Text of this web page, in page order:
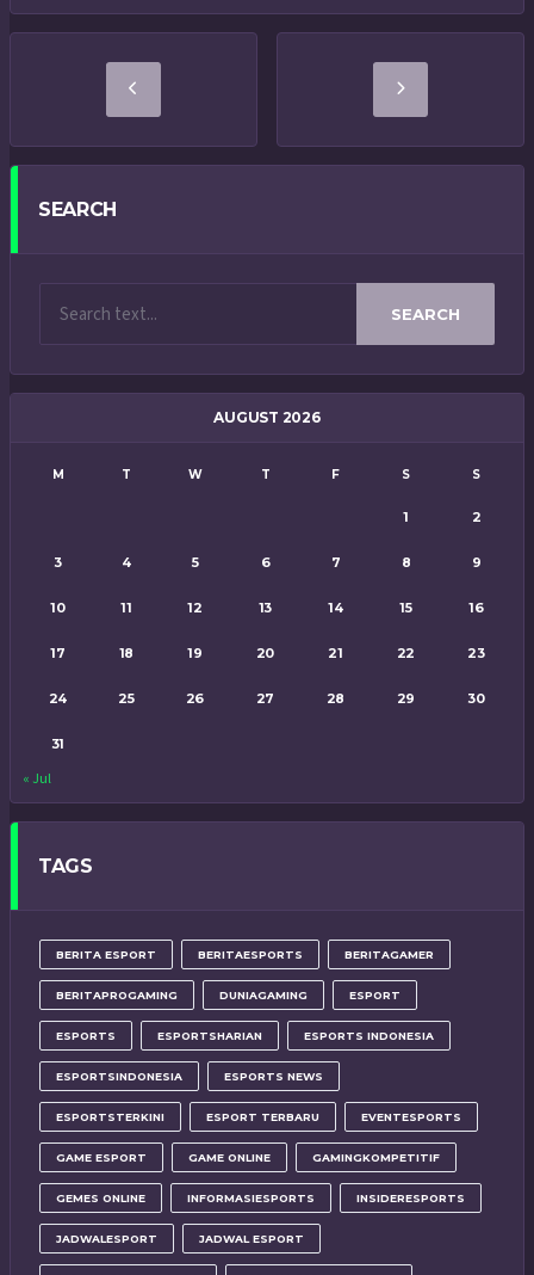
SEARCH
SEARCH
AUGUST 2026
M T W T F S S
1 2
3 4 5 6 7 8 9
10 11 12 13 14 15 16
17 18 19 20 21 22 23
24 25 26 27 28 29 30
31
« Jul
TAGS
BERITA ESPORT BERITAESPORTS BERITAGAMER
BERITAPROGAMING DUNIAGAMING ESPORT
ESPORTS ESPORTSHARIAN ESPORTS INDONESIA
ESPORTSINDONESIA ESPORTS NEWS
ESPORTSTERKINI ESPORT TERBARU EVENTESPORTS
GAME ESPORT GAME ONLINE GAMINGKOMPETITIF
GEMES ONLINE INFORMASIESPORTS INSIDERESPORTS
JADWALESPORT JADWAL ESPORT